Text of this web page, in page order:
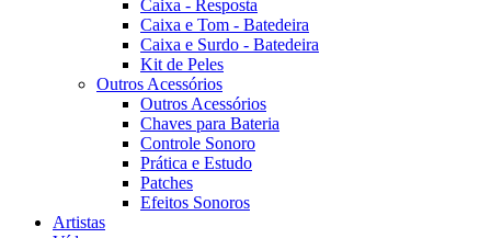
Caixa - Resposta
Caixa e Tom - Batedeira
Caixa e Surdo - Batedeira
Kit de Peles
Outros Acessórios
Outros Acessórios
Chaves para Bateria
Controle Sonoro
Prática e Estudo
Patches
Efeitos Sonoros
Artistas